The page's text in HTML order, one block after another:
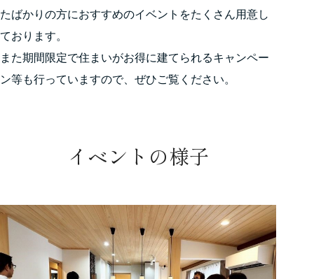
たばかりの方におすすめのイベントをたくさん用意し
ております。
また期間限定で住まいがお得に建てられるキャンペー
ン等も行っていますので、ぜひご覧ください。
イベントの様子